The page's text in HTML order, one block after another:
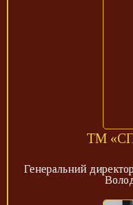
ТМ
Генеральний